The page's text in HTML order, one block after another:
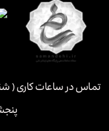
تماس در ساعات کاری ( شنبه